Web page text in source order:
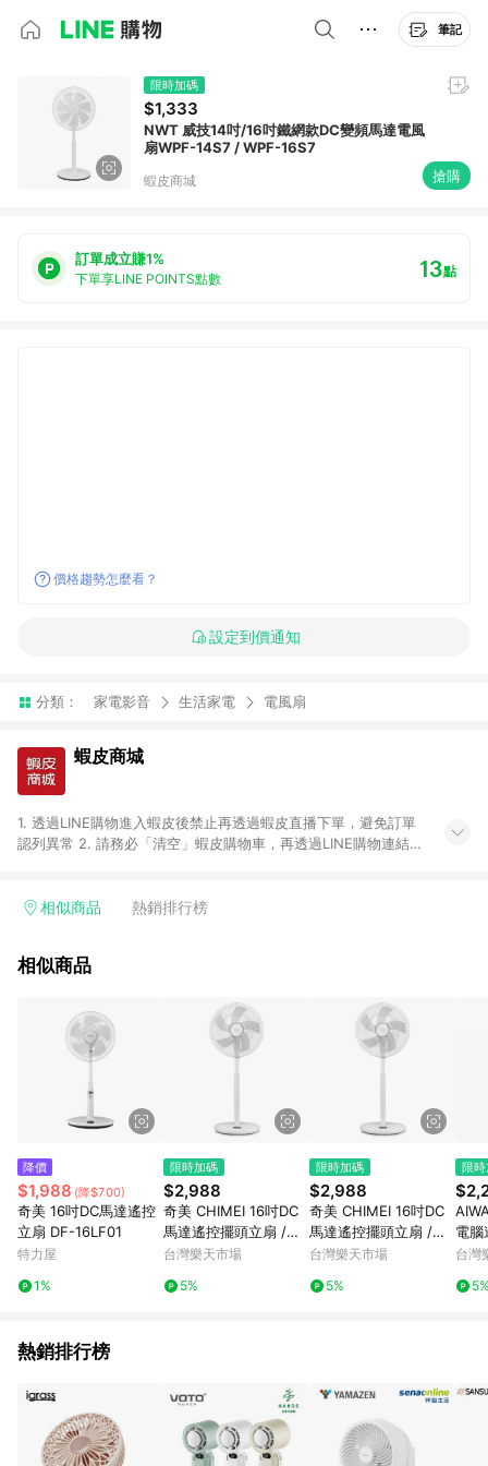
筆記
限時加碼
$1,333
NWT 威技14吋/16吋鐵網款DC變頻馬達電風
扇WPF-14S7 / WPF-16S7
蝦皮商城 搶購
訂單成立賺1%
下單享LINE POINTS點數 13點
價格趨勢怎麼看？
設定到價通知
分類： 家電影音 生活家電 電風扇
蝦皮商城
1. 透過LINE購物進入蝦皮後禁止再透過蝦皮直播下單，避免訂單
認列異常 2. 請務必「清空」蝦皮購物車，再透過LINE購物連結至
交易後，想下第二張訂單，請重新從LINE購物連結至蝦皮商店進
Android手機、汽機車、一歲以下嬰兒配方奶粉、醫療器材：回饋
皮直營_餐券&禮券館、康菲COMFIZ、Finetech釩泰醫用口罩、
CHENYU辰昱立體醫療口罩、HAOFA立體口罩、BenQ 明基 健
康生活不予回饋。 6. 蝦皮商城之訂單適用於部分點數紅包，規範
券、運費與蝦幣後之最終金額進行計算。 8. 同一商品品項(即便
不同尺寸規格)，皆會計入同一筆返點上限進行計算 9. 用戶需於
同一瀏覽器進行交易（若自動跳轉 APP，請在 APP交易）。 10.
知。 11. 若使用折價券折抵，可能會有攤提折抵導致訂單金額些微
落差 12. 蝦皮會將LINE的導購跳轉紀錄與蝦皮的會員ID進行綁
定，若後續七天內未透過其他媒體來源導入蝦皮官網，則七天內
於該蝦皮帳號下訂的首筆訂單會被蝦皮認列為該LINE用戶導購跳
轉時所成立之訂單。 13. 若同一用戶使用一個以上蝦皮帳號透過
LINE購物進行導購，將可能導致無法收到導購通知，亦可能無法
易，或經由蝦皮系統判斷點擊路徑不符合回饋資格或規則者。 15.
若有贈點爭議，請務必於訂單日期+60天以內進行洽詢確認；超
成、LINE購物訂單記錄，如於LINE購物訂單紀錄已呈現：「非本
次前往蝦皮商店之品項，不符合回饋資格」，則不受理此案件。
[注意事項] 1.如導購途中用戶由網頁版(電腦版/手機版網頁)切換
相似商品 熱銷排行榜
相似商品
降價
$1,988 (降$700)
奇美 16吋DC馬達遙控
立扇 DF-16LF01
特力屋
1%
限時加碼
$2,988
奇美 CHIMEI 16吋DC
馬達遙控擺頭立扇 /台
DF-16P801【APP滿額
最高1500點)】8/31止
台灣樂天市場
5%
限時加碼
$2,988
奇美 CHIMEI 16吋DC
馬達遙控擺頭立扇 /台
DF-16P801
台灣樂天市場
5%
限
電
台灣
熱銷排行榜